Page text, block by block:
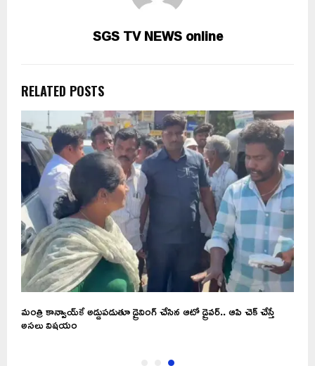
SGS TV NEWS online
RELATED POSTS
మంత్రి కాన్వాయ్‌కే అడ్డుపడుతూ డ్రైవింగ్ చేసిన ఆటో డ్రైవర్.. ఆపి చెక్ చేస్తే
అసలు విషయం